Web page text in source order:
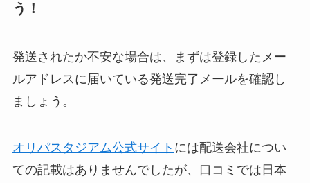
う！
発送されたか不安な場合は、まずは登録したメー
ルアドレスに届いている発送完了メールを確認し
ましょう。
オリパスタジアム公式サイト には配送会社につい
ての記載はありませんでしたが、口コミでは日本